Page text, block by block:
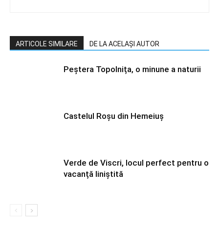
ARTICOLE SIMILARE DE LA ACELAȘI AUTOR
Peștera Topolnița, o minune a naturii
Castelul Roșu din Hemeiuș
Verde de Viscri, locul perfect pentru o
vacanță liniștită